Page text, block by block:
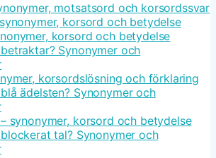
motsatsord och korsordssvar
korsord och betydelse
korsord och betydelse
Synonymer och
korsordslösning och förklaring
ädelsten? Synonymer och
synonymer, korsord och betydelse
tal? Synonymer och